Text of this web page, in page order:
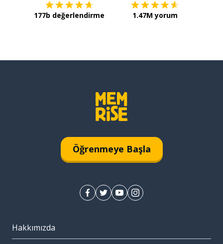
177b değerlendirme 1.47M yorum
Öğrenmeye Başla
Hakkımızda